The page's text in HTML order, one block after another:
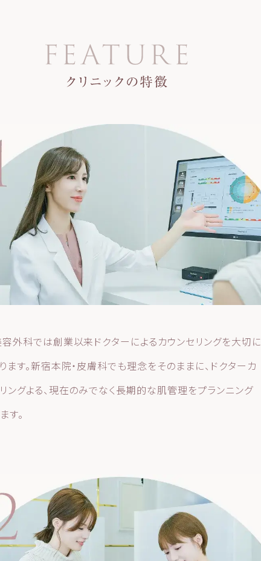
外科では創業以来ドクターによるカウンセリングを大切に
ます。新宿本院・皮膚科でも理念をそのままに、ドクターカ
ングよる、現在のみでなく長期的な肌管理をプランニング
す。